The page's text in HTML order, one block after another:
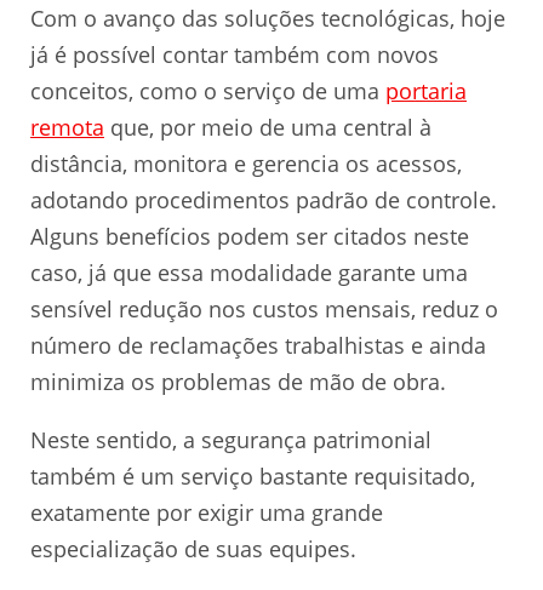
Com o avanço das soluções tecnológicas, hoje
já é possível contar também com novos
conceitos, como o serviço de uma portaria
remota que, por meio de uma central à
distância, monitora e gerencia os acessos,
adotando procedimentos padrão de controle.
Alguns benefícios podem ser citados neste
caso, já que essa modalidade garante uma
sensível redução nos custos mensais, reduz o
número de reclamações trabalhistas e ainda
minimiza os problemas de mão de obra.
Neste sentido, a segurança patrimonial
também é um serviço bastante requisitado,
exatamente por exigir uma grande
especialização de suas equipes.